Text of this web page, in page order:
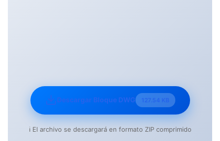
Descargar Bloque DWG 127.54 KB
ℹ️ El archivo se descargará en formato ZIP comprimido